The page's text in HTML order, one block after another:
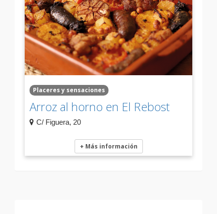
Placeres y sensaciones
Arroz al horno en El Rebost
C/ Figuera, 20
+ Más información